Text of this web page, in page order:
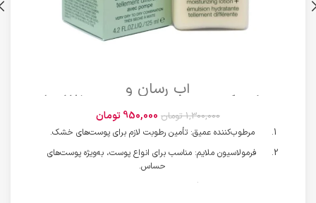
آب رسان و
مرطوب‌کننده‌پووست‌چررب‌حجم125میل
(اورجیینال)1,300,000 تومان 950,000تومان
مرطوب‌کننده عمیق: تأمین رطوبت لازم برای پوست‌های خشک.
فرمولاسیون ملایم: مناسب برای انواع پوست، به‌ویژه پوست‌های
حساس.
بدون عطر: جلوگیری از بروز التهاب و حساسیت در پوست.